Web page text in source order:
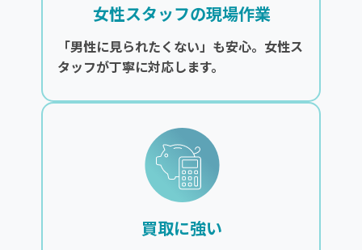
女性スタッフの現場作業
「男性に見られたくない」も安心。女性ス
タッフが丁寧に対応します。
買取に強い